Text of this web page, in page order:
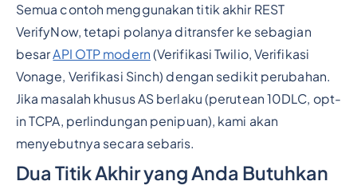
Semua contoh menggunakan titik akhir REST
VerifyNow, tetapi polanya ditransfer ke sebagian
besarAPI OTP modern (Verifikasi Twilio, Verifikasi
Vonage, Verifikasi Sinch) dengan sedikit perubahan.
Jika masalah khusus AS berlaku (perutean 10DLC, opt-
in TCPA, perlindungan penipuan), kami akan
menyebutnya secara sebaris.
Dua Titik Akhir yang Anda Butuhkan